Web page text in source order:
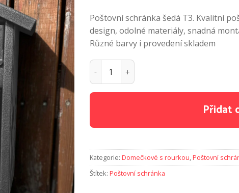
Poštovní schránka šedá T3. Kvalitní
design, odolné materiály, snadná
Různé barvy i provedení skladem
Poštovní schránka Šedá T3 množství
Přidat
Kategorie: Domečkové s rourkou,Poštovní
Štítek: Poštovní schránka